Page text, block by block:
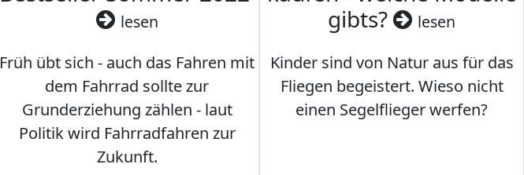
lesen
Früh übt sich - auch das Fahren mit
dem Fahrrad sollte zur
Grunderziehung zählen - laut
Politik wird Fahrradfahren zur
Zukunft.
gibts?
lesen
Kinder sind von Natur aus für das
Fliegen begeistert. Wieso nicht
einen Segelflieger werfen?